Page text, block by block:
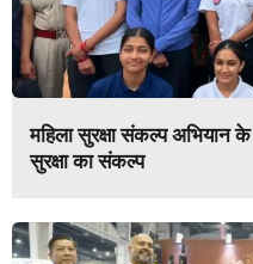
महिला सुरक्षा संकल्प
सुरक्षा का संकल्प